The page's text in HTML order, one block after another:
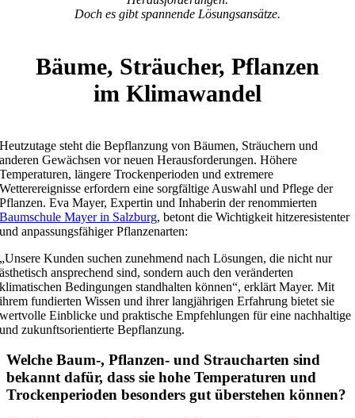
Doch es gibt spannende Lösungsansätze.
Bäume, Sträucher, Pflanzen
im Klimawandel
Heutzutage steht die Bepflanzung von Bäumen, Sträuchern und
anderen Gewächsen vor neuen Herausforderungen. Höhere
Temperaturen, längere Trockenperioden und extremere
Wetterereignisse erfordern eine sorgfältige Auswahl und Pflege der
Pflanzen. Eva Mayer, Expertin und Inhaberin der renommierten
Baumschule Mayer in Salzburg, betont die Wichtigkeit hitzeresistenter
und anpassungsfähiger Pflanzenarten:
„Unsere Kunden suchen zunehmend nach Lösungen, die nicht nur
ästhetisch ansprechend sind, sondern auch den veränderten
klimatischen Bedingungen standhalten können“, erklärt Mayer. Mit
ihrem fundierten Wissen und ihrer langjährigen Erfahrung bietet sie
wertvolle Einblicke und praktische Empfehlungen für eine nachhaltige
und zukunftsorientierte Bepflanzung.
Welche Baum-, Pflanzen- und Straucharten sind
bekannt dafür, dass sie hohe Temperaturen und
Trockenperioden besonders gut überstehen können?